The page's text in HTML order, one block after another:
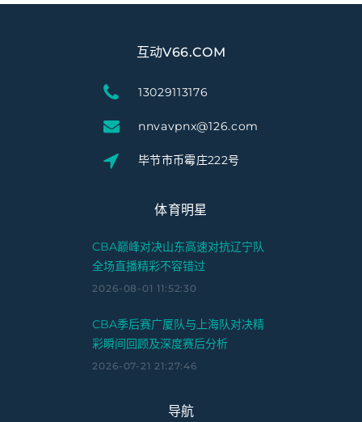
互动V66.COM
13029113176
nnvavpnx@126.com
毕节市币霉庄222号
体育明星
CBA巅峰对决山东高速对抗辽宁队
全场直播精彩不容错过
2026-08-01 11:52:30
CBA季后赛广厦队与上海队对决精
彩瞬间回顾及深度赛后分析
2026-07-21 21:27:46
导航